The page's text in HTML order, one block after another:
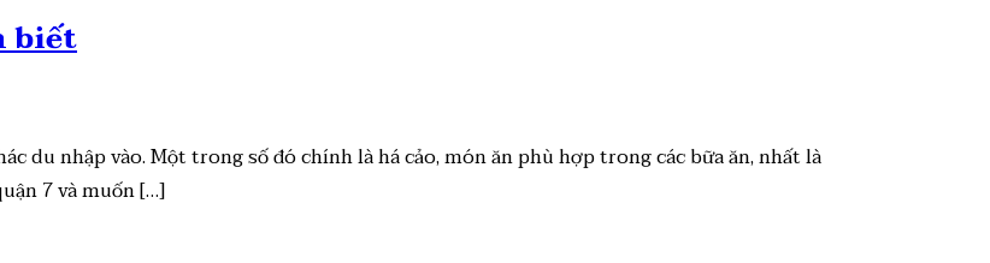
biết
du nhập vào. Một trong số đó chính là há cảo, món ăn phù hợp trong các bữa ăn, nhất là
7 và muốn […]